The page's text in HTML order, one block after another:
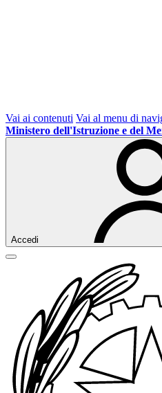
Vai ai contenuti Vai al menu di
Ministero dell'Istruzione e del
Accedi